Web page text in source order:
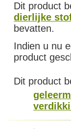
Dit product
dierlijke
bevatten.
Indien u nu
product
Dit product